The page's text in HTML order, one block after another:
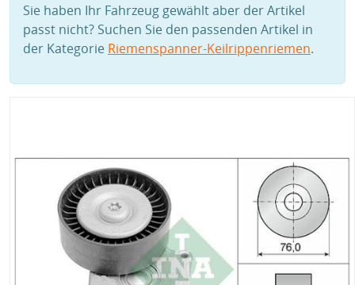
Sie haben Ihr Fahrzeug gewählt aber der Artikel
passt nicht? Suchen Sie den passenden Artikel in
der Kategorie Riemenspanner-Keilrippenriemen.